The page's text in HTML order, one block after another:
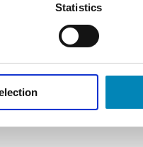
Statistics